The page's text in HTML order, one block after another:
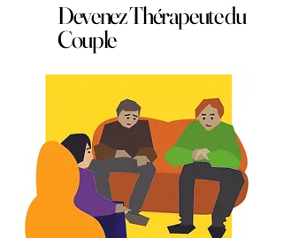
Devenez Thérapeute du
Couple